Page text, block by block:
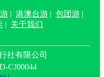
| 港澳台游 | 包团游 |
| 关于我们
社有限公司
CJ00044